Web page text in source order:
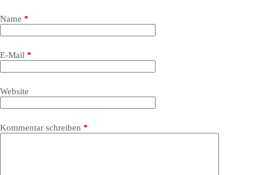
Name *
E-Mail *
Website
Kommentar schreiben *